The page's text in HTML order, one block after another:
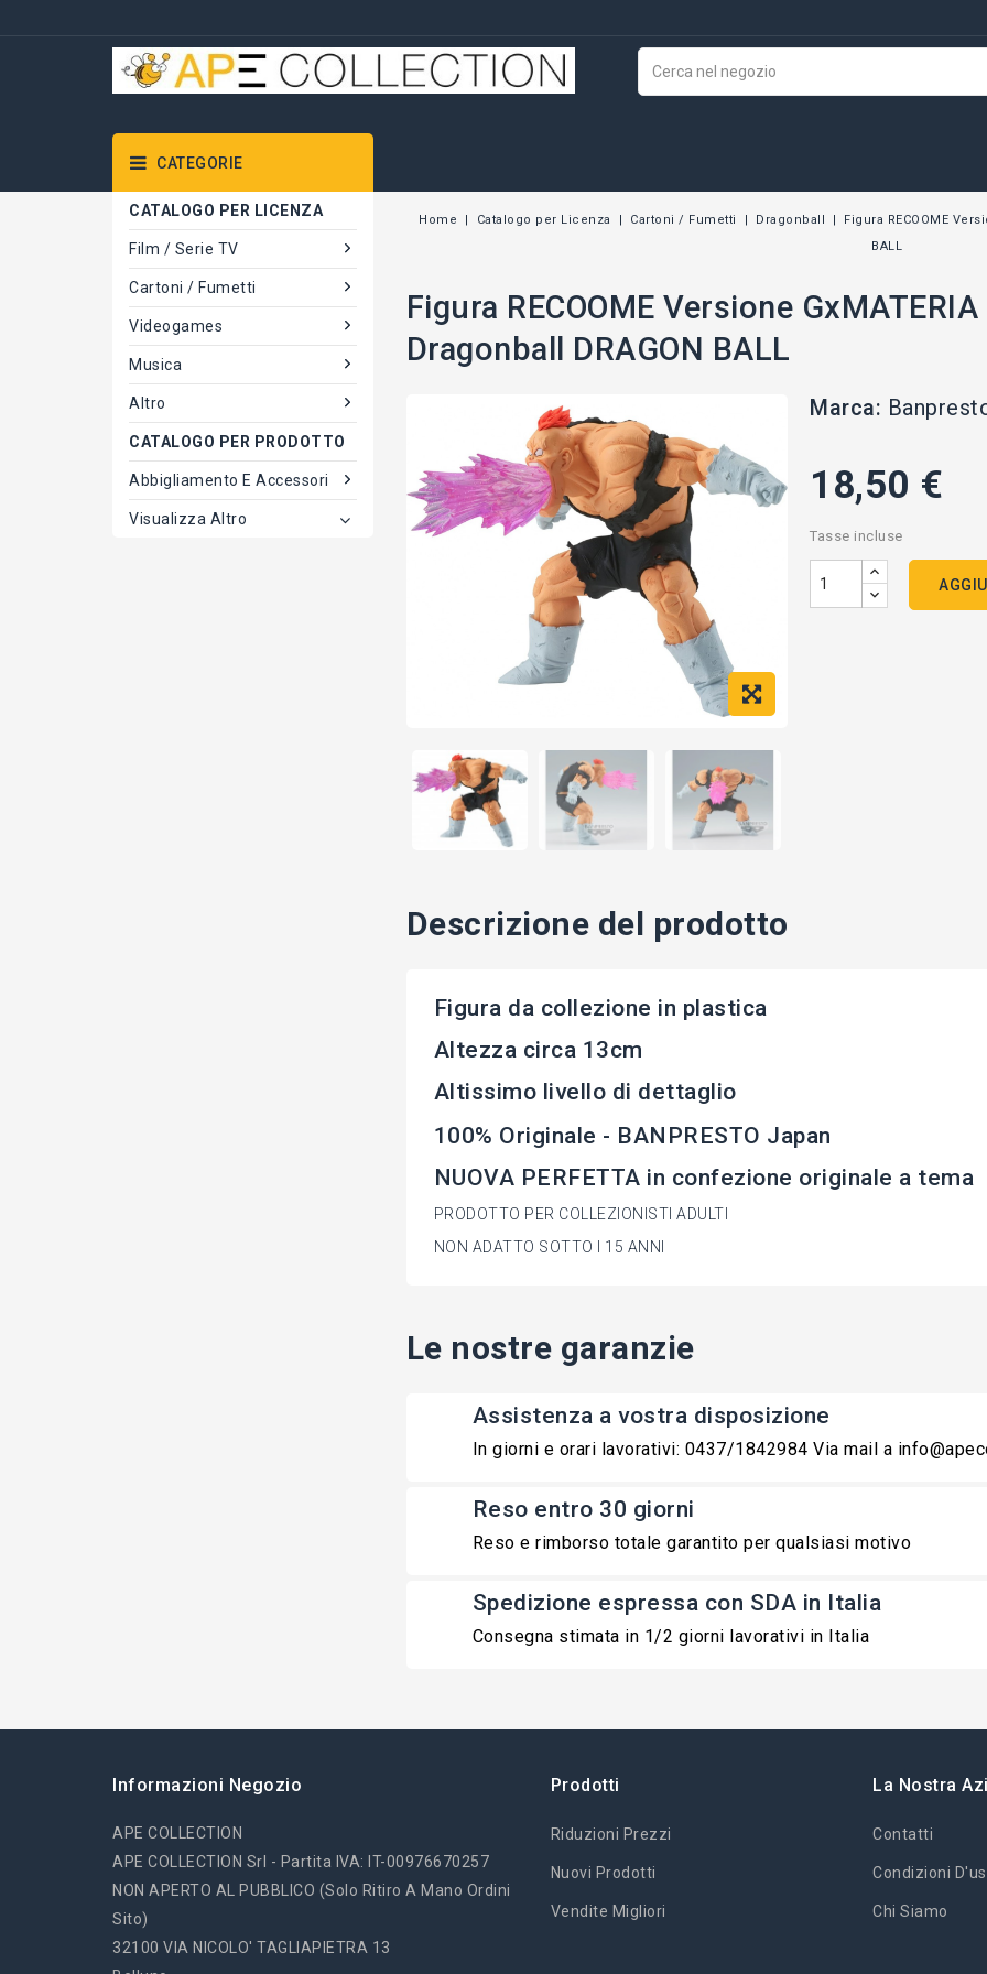
CATEGORIE
CATALOGO PER LICENZA
Film / Serie TV
Cartoni / Fumetti
Videogames
Musica
Altro
CATALOGO PER PRODOTTO
Abbigliamento E Accessori
Visualizza Altro
Home Catalogo per Licenza Cartoni / Fumetti Dragonball
Figura RECOOME
BALL
Figura RECOOME Versione
Dragonball DRAGON BALL
Marca:
18,50 €
Tasse incluse
Descrizione del prodotto
Figura da collezione in plastica
Altezza circa 13cm
Altissimo livello di dettaglio
100% Originale - BANPRESTO Japan
NUOVA PERFETTA in confezione originale a tema
PRODOTTO PER COLLEZIONISTI ADULTI
NON ADATTO SOTTO I 15 ANNI
Le nostre garanzie
Assistenza a vostra disposizione
In giorni e orari lavorativi: 0437/1842984 Via mail a
Reso entro 30 giorni
Reso e rimborso totale garantito per qualsiasi motivo
Spedizione espressa con SDA in Italia
Consegna stimata in 1/2 giorni lavorativi in Italia
Informazioni Negozio
APE COLLECTION
APE COLLECTION Srl - Partita IVA: IT-00976670257
NON APERTO AL PUBBLICO (solo Ritiro A Mano Ordini
Sito)
32100 VIA NICOLO' TAGLIAPIETRA 13
Prodotti
Riduzioni Prezzi
Nuovi Prodotti
Vendite Migliori
La Nostra
Contatti
Condizioni
Chi Siamo